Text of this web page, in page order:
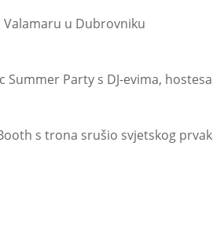
Valamaru u Dubrovniku
Summer Party s DJ-evima,
s trona srušio svjetskog